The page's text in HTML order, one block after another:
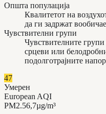
Општа популација
Квалитетот на
да ги задржат
Чувствителни групи
Чувствителните
срцеви или
подолготрајните
47
Умерен
European AQI
PM2.56,7µg/m³